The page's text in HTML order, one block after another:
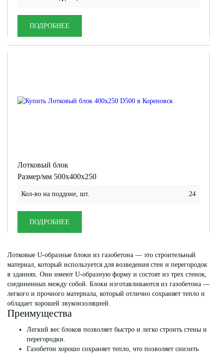
ПОДРОБНЕЕ
Лотковый блок
Размер/мм 500x400x250
Кол-во на поддоне, шт. 24
ПОДРОБНЕЕ
Лотковые U-образные блоки из газобетона — это строительный
материал, который используется для возведения стен и перегородок
в зданиях. Они имеют U-образную форму и состоят из трех стенок,
соединенных между собой. Блоки изготавливаются из газобетона —
легкого и прочного материала, который отлично сохраняет тепло и
обладает хорошей звукоизоляцией.
Преимущества
Легкий вес блоков позволяет быстро и легко строить стены и
перегородки.
Газобетон хорошо сохраняет тепло, что позволяет снизить